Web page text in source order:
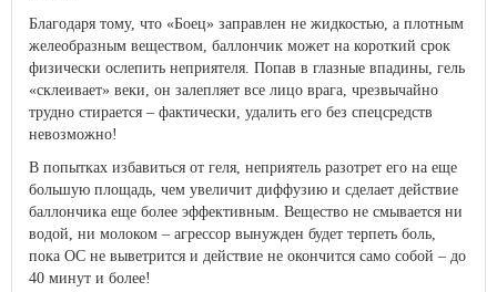
Благодаря тому, что «Боец» заправлен не жидкостью, а плотным
желеобразным веществом, баллончик может на короткий срок
физически ослепить неприятеля. Попав в глазные впадины, гель
«склеивает» веки, он залепляет все лицо врага, чрезвычайно
трудно стирается – фактически, удалить его без спецсредств
невозможно!
В попытках избавиться от геля, неприятель разотрет его на еще
большую площадь, чем увеличит диффузию и сделает действие
баллончика еще более эффективным. Вещество не смывается ни
водой, ни молоком – агрессор вынужден будет терпеть боль,
пока ОС не выветрится и действие не окончится само собой – до
40 минут и более!